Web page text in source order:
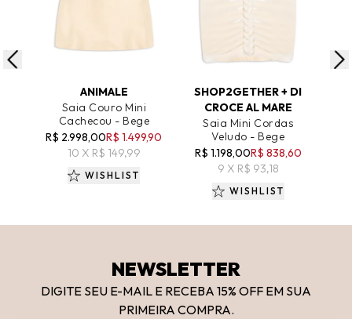
ANIMALE
Saia Couro Mini
Cachecou - Bege
R$ 2.998,00R$ 1.499,90
10 X R$ 149,99
WISHLIST
SHOP2GETHER + DI
CROCE AL MARE
Saia Mini Cordas
Veludo - Bege
R$ 1.198,00R$ 838,60
9 X R$ 93,18
WISHLIST
NEWSLETTER
DIGITE SEU E-MAIL E RECEBA 15% OFF EM SUA
PRIMEIRA COMPRA.